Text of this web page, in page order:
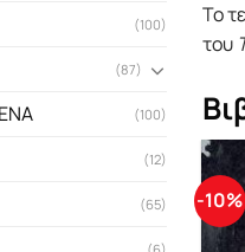
(100)
(87)
(100)
(12)
(65)
Το
του
-10%